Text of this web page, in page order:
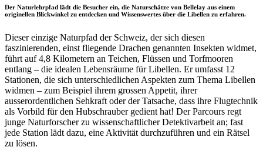
Der Naturlehrpfad lädt die Besucher ein, die Naturschätze von Bellelay aus einem
originellen Blickwinkel zu entdecken und Wissenswertes über die Libellen zu erfahren.
Dieser einzige Naturpfad der Schweiz, der sich diesen
faszinierenden, einst fliegende Drachen genannten Insekten widmet,
führt auf 4,8 Kilometern an Teichen, Flüssen und Torfmooren
entlang – die idealen Lebensräume für Libellen. Er umfasst 12
Stationen, die sich unterschiedlichen Aspekten zum Thema Libellen
widmen – zum Beispiel ihrem grossen Appetit, ihrer
ausserordentlichen Sehkraft oder der Tatsache, dass ihre Flugtechnik
als Vorbild für den Hubschrauber gedient hat! Der Parcours regt
junge Naturforscher zu wissenschaftlicher Detektivarbeit an; fast
jede Station lädt dazu, eine Aktivität durchzuführen und ein Rätsel
zu lösen.